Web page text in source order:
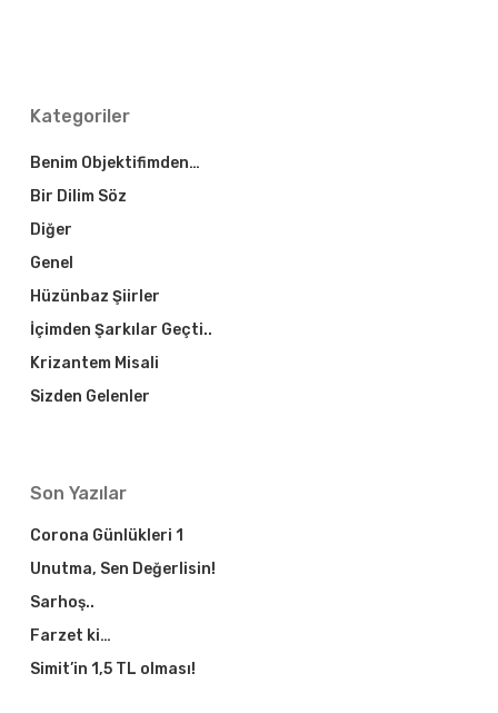
Kategoriler
Benim Objektifimden…
Bir Dilim Söz
Diğer
Genel
Hüzünbaz Şiirler
İçimden Şarkılar Geçti..
Krizantem Misali
Sizden Gelenler
Son Yazılar
Corona Günlükleri 1
Unutma, Sen Değerlisin!
Sarhoş..
Farzet ki…
Simit’in 1,5 TL olması!